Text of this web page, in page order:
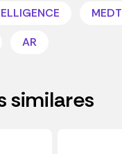
AR
similares